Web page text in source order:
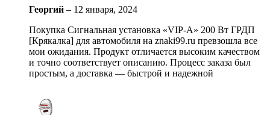
Георгий – 12 января, 2024
Покупка Сигнальная установка «VIP-A» 200 Вт ГРДП
[Крякалка] для автомобиля на znaki99.ru превзошла все
мои ожидания. Продукт отличается высоким качеством
и точно соответствует описанию. Процесс заказа был
простым, а доставка — быстрой и надежной